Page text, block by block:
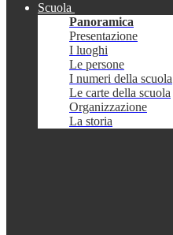
Scuola
Panoramica
Presentazione
I luoghi
Le persone
I numeri della scuola
Le carte della scuola
Organizzazione
La storia